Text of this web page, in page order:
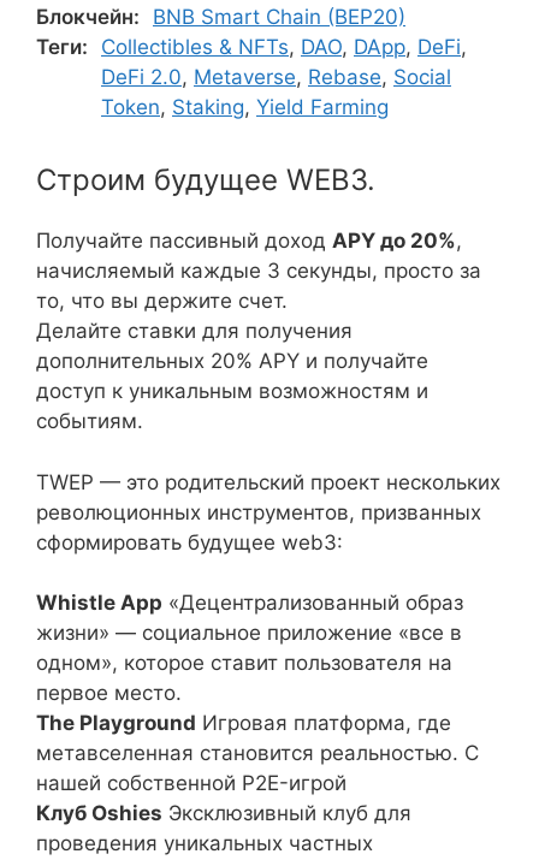
Блокчейн:
BNB Smart Chain (BEP20)
Теги:
Collectibles & NFTs, DAO, DApp, DeFi,
DeFi 2.0, Metaverse, Rebase, Social
Token, Staking, Yield Farming
Строим будущее WEB3.
Получайте пассивный доход APY до 20%,
начисляемый каждые 3 секунды, просто за
то, что вы держите счет.
Делайте ставки для получения
дополнительных 20% APY и получайте
доступ к уникальным возможностям и
событиям.
TWEP — это родительский проект нескольких
революционных инструментов, призванных
сформировать будущее web3:
Whistle App «Децентрализованный образ
жизни» — социальное приложение «все в
одном», которое ставит пользователя на
первое место.
The Playground Игровая платформа, где
метавселенная становится реальностью. С
нашей собственной P2E-игрой
Клуб Oshies Эксклюзивный клуб для
проведения уникальных частных